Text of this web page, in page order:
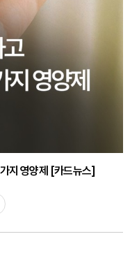
지 영양제 [카드뉴스]